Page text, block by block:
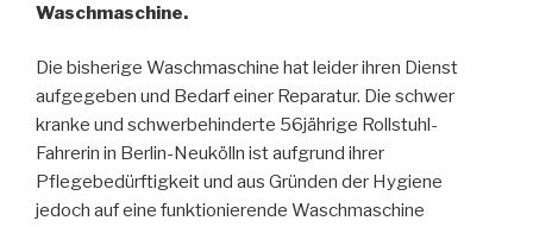
Waschmaschine.
Die bisherige Waschmaschine hat leider ihren Dienst
aufgegeben und Bedarf einer Reparatur. Die schwer
kranke und schwerbehinderte 56jährige Rollstuhl-
Fahrerin in Berlin-Neukölln ist aufgrund ihrer
Pflegebedürftigkeit und aus Gründen der Hygiene
jedoch auf eine funktionierende Waschmaschine